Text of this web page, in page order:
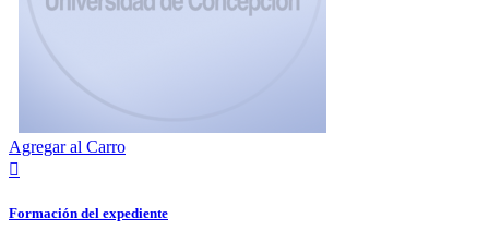
Agregar al Carro

Formación del expediente